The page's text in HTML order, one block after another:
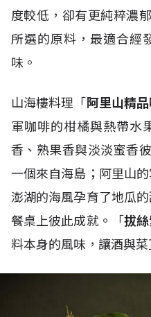
度較低，卻有更純粹濃
所選的原料，最適合經
味。
山海樓料理「阿里山精
軍咖啡的柑橘與熱帶水
香、熟果香與淡淡蜜香
一個來自海島；阿里山
澎湖的海風孕育了地瓜
餐桌上彼此成就。「拔
料本身的風味，讓酒與菜